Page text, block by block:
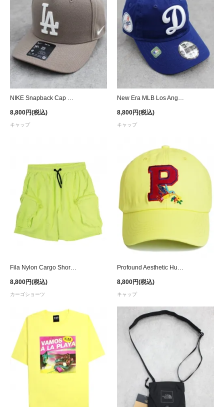
8,800円(税込)
キャップ
8,800円(税込)
キャップ
8,800円(税込)
カーゴショーツ
8,800円(税込)
キャップ